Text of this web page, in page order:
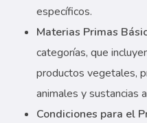
específicos.
Materias Primas
categorías, que
productos vegetales,
animales y sustancias
Condiciones para el